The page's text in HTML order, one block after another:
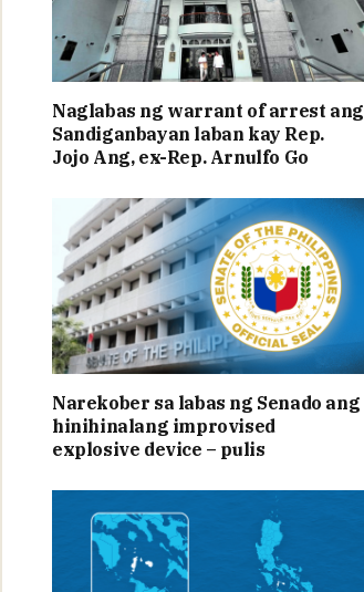
Naglabas ng warrant of arrest ang
Sandiganbayan laban kay Rep.
Jojo Ang, ex-Rep. Arnulfo Go
Narekober sa labas ng Senado ang
hinihinalang improvised
explosive device – pulis